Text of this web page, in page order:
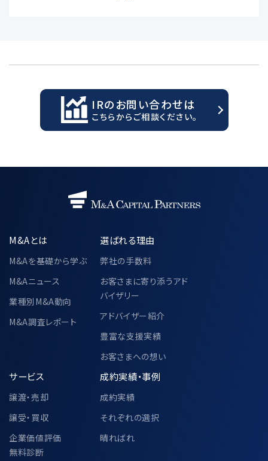
IRのお問い合わせは
こちらからご相談ください。
M&Aとは
M&Aを基礎から学ぶ
M&Aニュース
業種別M&A動向
M&A調査レポート
選ばれる理由
弊社の手数料
お客さまに寄り添うアド
バイザリー
アドバイザー紹介
豊富な支援実績
お客さまへの想い
サービス
譲渡・売却
譲受・買収
企業価値評価
無料診断
成約実績・事例
成約実績
それぞれの選択
晴ればれ